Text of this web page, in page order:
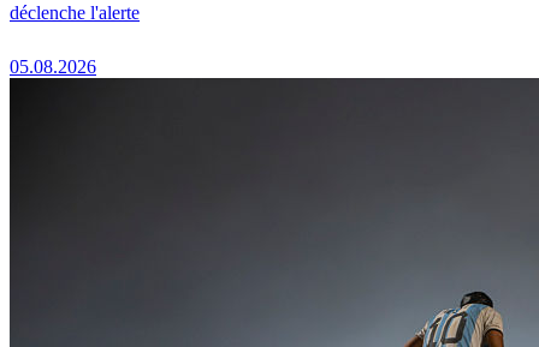
déclenche l'alerte
05.08.2026